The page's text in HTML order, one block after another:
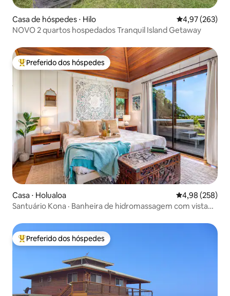
Casa de hóspedes ⋅ Hilo 4,97 de uma
4,97 (263)
NOVO 2 quartos hospedados Tranquil Island Getaway
Entre os melhores preferidos dos hóspedes
Preferido dos hóspedes
Casa ⋅ Holualoa 4,98 de uma
4,98 (258)
Santuário Kona · Banheira de hidromassagem com vista
Entre os melhores preferidos dos hóspedes
Preferido dos hóspedes